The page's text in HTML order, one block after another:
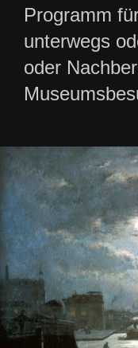
Programm
unterwegs
oder